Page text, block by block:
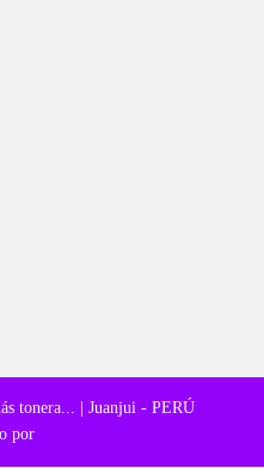
tonera... | Juanjui - PERÚ
por